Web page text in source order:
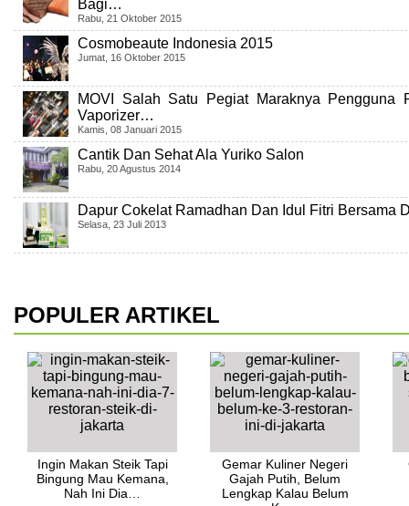
Bagi…
Rabu, 21 Oktober 2015
Cosmobeaute Indonesia 2015
Jumat, 16 Oktober 2015
MOVI Salah Satu Pegiat Maraknya Pengguna
Vaporizer…
Kamis, 08 Januari 2015
Cantik Dan Sehat Ala Yuriko Salon
Rabu, 20 Agustus 2014
Dapur Cokelat Ramadhan Dan Idul Fitri Bersama
Selasa, 23 Juli 2013
POPULER ARTIKEL
Ingin Makan Steik Tapi
Bingung Mau Kemana,
Nah Ini Dia…
Gemar Kuliner Negeri
Gajah Putih, Belum
Lengkap Kalau Belum